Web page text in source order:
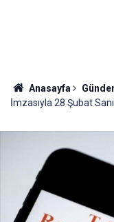
Anasayfa
İmzasıyla 28 Şubat